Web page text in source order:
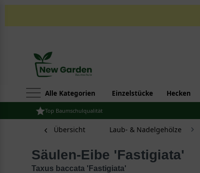
Alle Kategorien Einzelstücke Hecken
Top Baumschulqualität
Übersicht Laub- & Nadelgehölze
Säulen-Eibe 'Fastigiata'
Taxus baccata 'Fastigiata'